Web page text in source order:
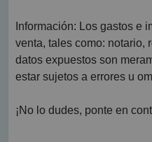
Información: Los gastos e
venta, tales como: notario,
datos expuestos son
estar sujetos a errores u
¡No lo dudes, ponte en